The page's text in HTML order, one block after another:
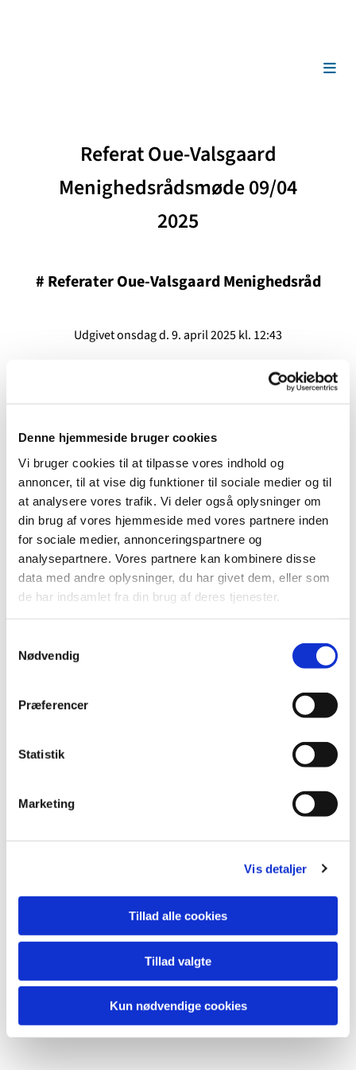
Denne hjemmeside bruger cookies
Vi bruger cookies til at tilpasse vores indhold og
annoncer, til at vise dig funktioner til sociale medier og til
at analysere vores trafik. Vi deler også oplysninger om
din brug af vores hjemmeside med vores partnere inden
for sociale medier, annonceringspartnere og
analysepartnere. Vores partnere kan kombinere disse
data med andre oplysninger, du har givet dem, eller som
de har indsamlet fra din brug af deres tjenester.
Nødvendig
Præferencer
Statistik
Marketing
Vis detaljer
Tillad alle cookies
Tillad valgte
Kun nødvendige cookies
Referat Oue-Valsgaard
Menighedsrådsmøde 09/04
2025
# Referater Oue-Valsgaard Menighedsråd
Udgivet onsdag d. 9. april 2025 kl. 12:43
Referat Oue-Valsgaard Menighedsrådsmøde
Klik på linket for at læse referatet:
Referat Oue-Valsgaard
Du vil måske også kunne lide...